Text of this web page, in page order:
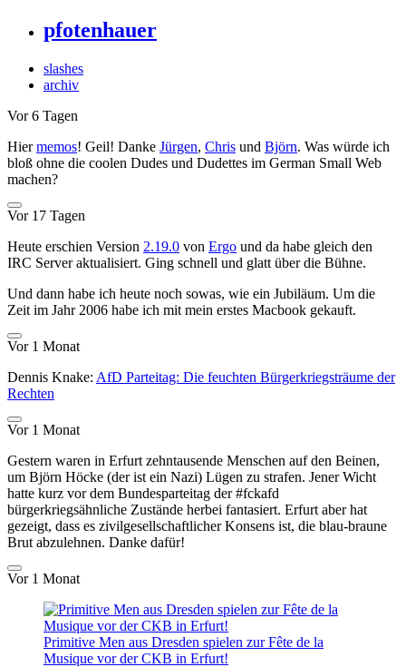
pfotenhauer
slashes
archiv
Vor 6 Tagen
Hiermemos! Geil! Danke Jürgen, Chris und Björn. Was würde ich
bloß ohne die coolen Dudes und Dudettes im German Small Web
machen?
Vor 17 Tagen
Heute erschien Version 2.19.0 von Ergo und da habe gleich den
IRC Server aktualisiert. Ging schnell und glatt über die Bühne.
Und dann habe ich heute noch sowas, wie ein Jubiläum. Um die
Zeit im Jahr 2006 habe ich mit mein erstes Macbook gekauft.
Vor 1 Monat
Dennis Knake: AfD Parteitag: Die feuchten Bürgerkriegsträume der
Rechten
Vor 1 Monat
Gestern waren in Erfurt zehntausende Menschen auf den Beinen,
um Björn Höcke (der ist ein Nazi) Lügen zu strafen. Jener Wicht
hatte kurz vor dem Bundesparteitag der #fckafd
bürgerkriegsähnliche Zustände herbei fantasiert. Erfurt aber hat
gezeigt, dass es zivilgesellschaftlicher Konsens ist, die blau-braune
Brut abzulehnen. Danke dafür!
Vor 1 Monat
Primitive Men aus Dresden spielen zur Fête de la
Musique vor der CKB in Erfurt!